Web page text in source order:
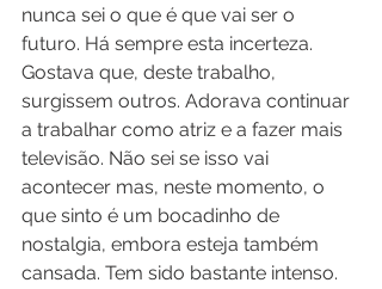
nunca sei o que é que vai ser o
futuro. Há sempre esta incerteza.
Gostava que, deste trabalho,
surgissem outros. Adorava continuar
a trabalhar como atriz e a fazer mais
televisão. Não sei se isso vai
acontecer mas, neste momento, o
que sinto é um bocadinho de
nostalgia, embora esteja também
cansada. Tem sido bastante intenso.